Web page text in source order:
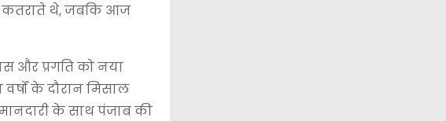
कतराते थे, जबकि आज
और प्रगति को नया
के दौरान मिसाल
के साथ पंजाब की